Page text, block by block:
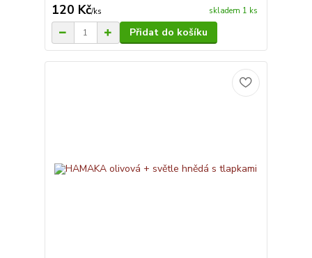
120 Kč/ks skladem 1 ks
Přidat do košíku